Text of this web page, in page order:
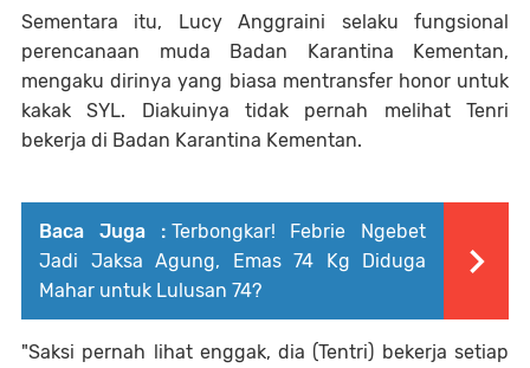
Sementara itu, Lucy Anggraini selaku fungsional
perencanaan muda Badan Karantina Kementan,
mengaku dirinya yang biasa mentransfer honor untuk
kakak SYL. Diakuinya tidak pernah melihat Tenri
bekerja di Badan Karantina Kementan.
Baca Juga : Terbongkar! Febrie Ngebet
Jadi Jaksa Agung, Emas 74 Kg Diduga
Mahar untuk Lulusan 74?
"Saksi pernah lihat enggak, dia (Tentri) bekerja setiap